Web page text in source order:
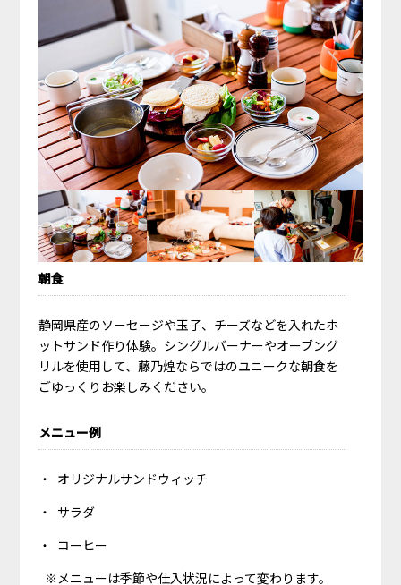
朝食
静岡県産のソーセージや玉子、チーズなどを入れたホ
ットサンド作り体験。シングルバーナーやオーブング
リルを使用して、藤乃煌ならではのユニークな朝食を
ごゆっくりお楽しみください。
メニュー例
オリジナルサンドウィッチ
サラダ
コーヒー
※メニューは季節や仕入状況によって変わります。